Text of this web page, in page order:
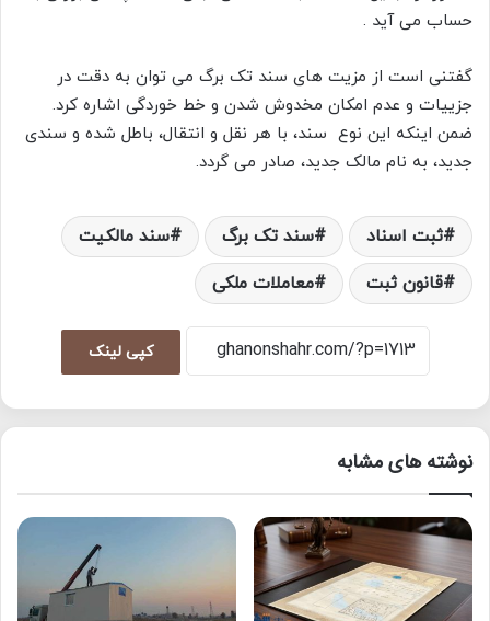
حساب می آید .
گفتنی است از مزیت های سند تک برگ می توان به دقت در
جزییات و عدم امکان مخدوش شدن و خط خوردگی اشاره کرد.
ضمن اینکه این نوع سند، با هر نقل و انتقال، باطل شده و سندی
جدید، به نام مالک جدید، صادر می گردد.
ثبت اسناد سند تک برگ
سند مالکیت
قانون ثبت
معاملات ملکی
کپی لینک
نوشته های مشابه